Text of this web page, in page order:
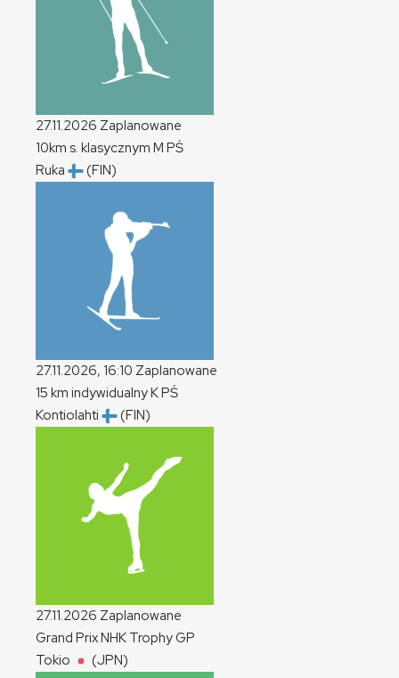
27.11.2026 Zaplanowane
10km s. klasycznym M PŚ
Ruka
(FIN)
27.11.2026, 16:10 Zaplanowane
15 km indywidualnyKPŚ
Kontiolahti
(FIN)
27.11.2026 Zaplanowane
Grand Prix NHK TrophyGP
Tokio
(JPN)